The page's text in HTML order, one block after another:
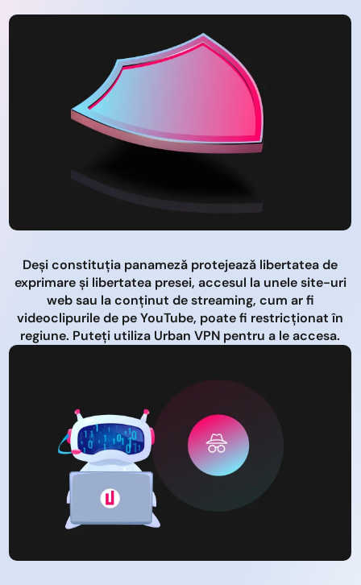
Deși constituția panameză protejează libertatea de
exprimare și libertatea presei, accesul la unele site-uri
web sau la conținut de streaming, cum ar fi
videoclipurile de pe YouTube, poate fi restricționat în
regiune. Puteți utiliza Urban VPN pentru a le accesa.